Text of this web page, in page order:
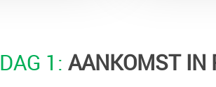
DAG 1: AANKOMST IN